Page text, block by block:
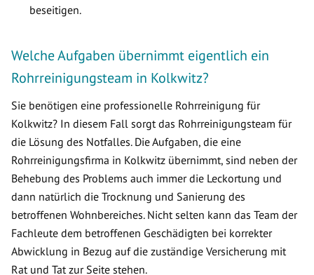
beseitigen.
Welche Aufgaben übernimmt eigentlich ein
Rohrreinigungsteam in Kolkwitz?
Sie benötigen eine professionelle Rohrreinigung für
Kolkwitz? In diesem Fall sorgt das Rohrreinigungsteam für
die Lösung des Notfalles. Die Aufgaben, die eine
Rohrreinigungsfirma in Kolkwitz übernimmt, sind neben der
Behebung des Problems auch immer die Leckortung und
dann natürlich die Trocknung und Sanierung des
betroffenen Wohnbereiches. Nicht selten kann das Team der
Fachleute dem betroffenen Geschädigten bei korrekter
Abwicklung in Bezug auf die zuständige Versicherung mit
Rat und Tat zur Seite stehen.